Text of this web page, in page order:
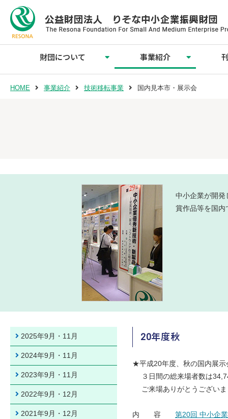
財団について 事業紹介
HOME 事業紹介 技術移転事業 国内見本市・展示会
中小企業が開発
賞作品等を国内
20年度秋
★平成20年度、秋の国内展示
３日間の総来場者数は
ご来場ありがとうございま
内 容 第20回 中小企
2025年9月・11月
2024年9月・11月
2023年9月・11月
2022年9月・12月
2021年9月・12月